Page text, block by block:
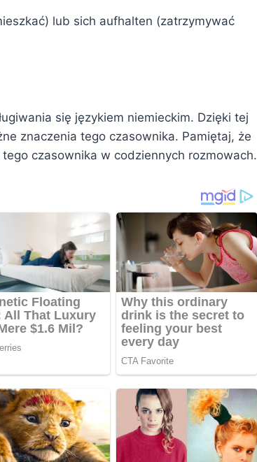
lub sich aufhalten (zatrzymywać
się językiem niemieckim. Dzięki tej
znaczenia tego czasownika. Pamiętaj, że
czasownika w codziennych rozmowach.